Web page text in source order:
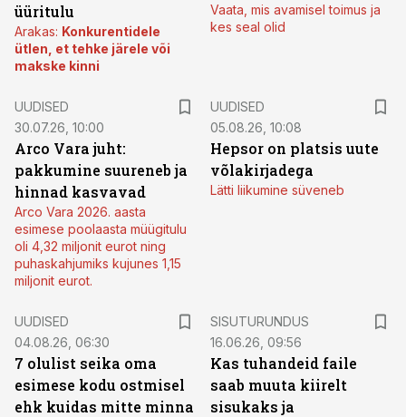
üüritulu
Arakas: Konkurentidele
ütlen, et tehke järele või
makske kinni
Vaata, mis avamisel toimus ja
kes seal olid
UUDISED
30.07.26, 10:00
Arco Vara juht:
pakkumine suureneb ja
hinnad kasvavad
Arco Vara 2026. aasta
esimese poolaasta müügitulu
oli 4,32 miljonit eurot ning
puhaskahjumiks kujunes 1,15
miljonit eurot.
UUDISED
05.08.26, 10:08
Hepsor on platsis uute
võlakirjadega
Lätti liikumine süveneb
UUDISED
04.08.26, 06:30
7 olulist seika oma
esimese kodu ostmisel
ehk kuidas mitte minna
SISUTURUNDUS
16.06.26, 09:56
Kas tuhandeid faile
saab muuta kiirelt
sisukaks ja